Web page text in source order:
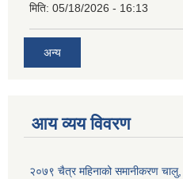
मिति: 05/18/2026 - 16:13
अन्य
आय व्यय विवरण
२०७९ चैत्र महिनाको समानीकरण